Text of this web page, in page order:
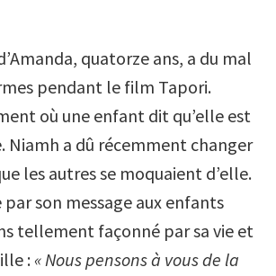
quatorze ans, a du mal
pendant le film Tapori.
où une enfant dit qu’elle est
Niamh a dû récemment changer
les autres se moquaient d’elle.
par son message aux enfants
tellement façonné par sa vie et
: « Nous pensons à vous de la